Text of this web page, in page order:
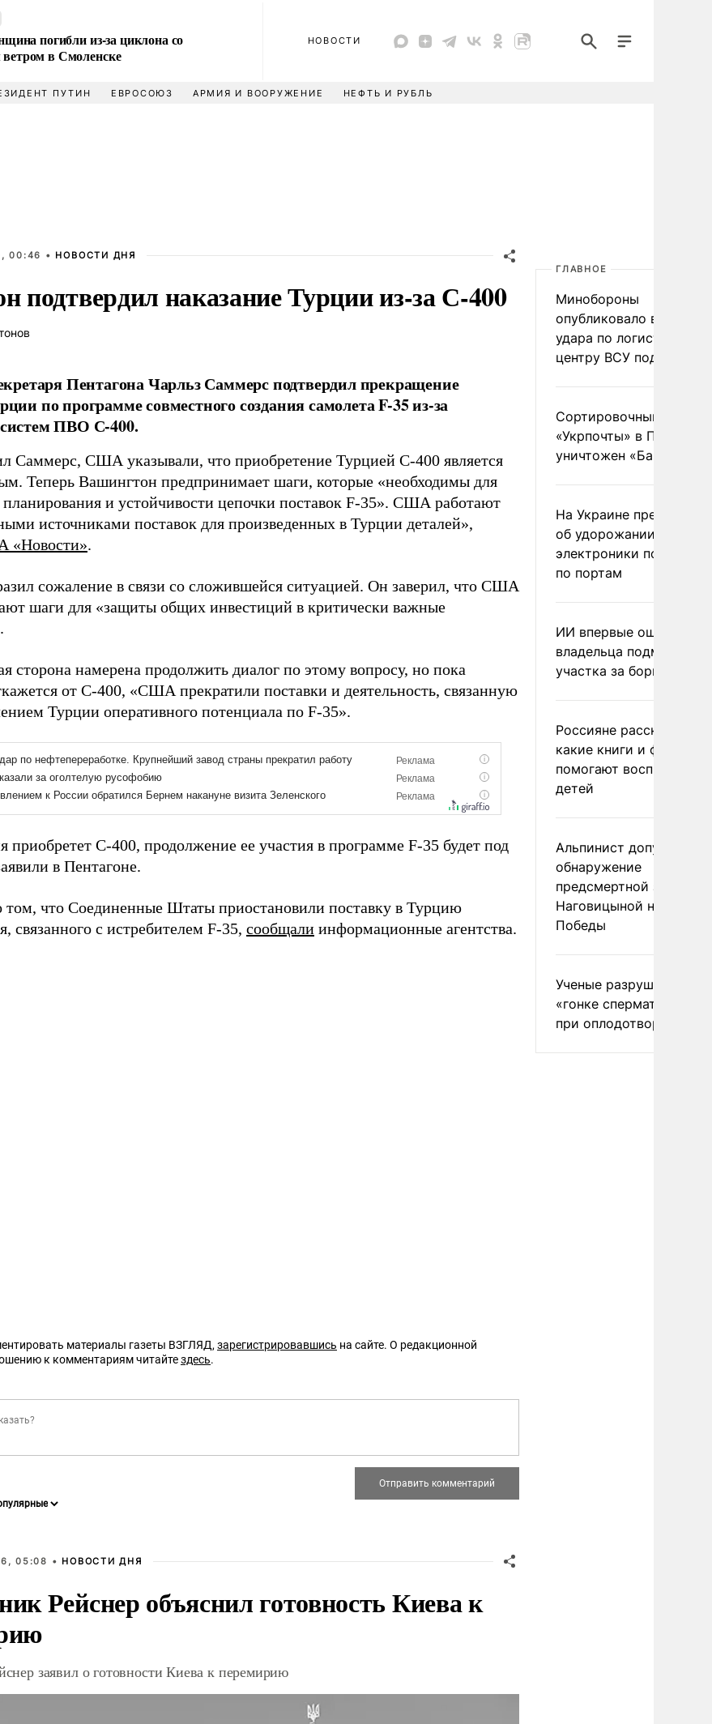
погибли из-за циклона со
в Смоленске
НОВОСТИ
ПУТИН ЕВРОСОЮЗ АРМИЯ И ВООРУЖЕНИЕ НЕФТЬ И РУБЛЬ
00:46 • НОВОСТИ ДНЯ
подтвердил наказание Турции из-за С-400
Пентагона Чарльз Саммерс подтвердил прекращение
по программе совместного создания самолета F-35 из-за
ПВО С-400.
Саммерс, США указывали, что приобретение Турцией С-400 является
Теперь Вашингтон предпринимает шаги, которые «необходимы для
планирования и устойчивости цепочки поставок F-35». США работают
источниками поставок для произведенных в Турции деталей»,
«Новости».
сожаление в связи со сложившейся ситуацией. Он заверил, что США
шаги для «защиты общих инвестиций в критически важные
сторона намерена продолжить диалог по этому вопросу, но пока
от С-400, «США прекратили поставки и деятельность, связанную
Турции оперативного потенциала по F-35».
приобретет С-400, продолжение ее участия в программе F-35 будет под
в Пентагоне.
что Соединенные Штаты приостановили поставку в Турцию
связанного с истребителем F-35, сообщали информационные агентства.
материалы газеты ВЗГЛЯД, зарегистрировавшись на сайте. О редакционной
к комментариям читайтездесь.
05:08 • НОВОСТИ ДНЯ
Рейснер объяснил готовность Киева к
заявил о готовности Киева к перемирию
ГЛАВНОЕ
Минобороны
опубликовало видео
удара по
центру ВСУ под Киевом
Сортировочный пункт
«Укрпочты» в
уничтожен
На Украине
об удорожании
электроники после
по портам
ИИ впервые
владельца
участка за борщевик
Россияне рассказали,
какие книги и фильмы
помогают воспитывать
детей
Альпинист допустил
обнаружение
предсмертной записки
Наговицыной на пике
Победы
Ученые разрушили миф
«гонке
при оплодотворении